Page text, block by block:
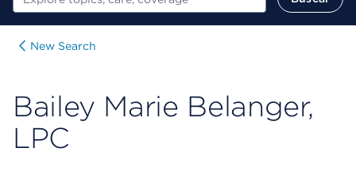
New Search
Bailey Marie Belanger,
LPC